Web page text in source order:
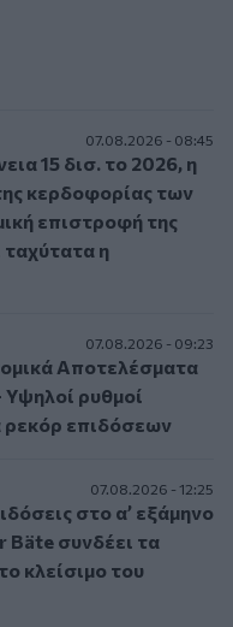
07.08.2026 - 08:45
15 δισ. το 2026, η
κερδοφορίας των
επιστροφή της
η
07.08.2026 - 09:23
Αποτελέσματα
Υψηλοί ρυθμοί
ρεκόρ επιδόσεων
07.08.2026 - 12:25
στο α’ εξάμηνο
Bäte συνδέει τα
κλείσιμο του